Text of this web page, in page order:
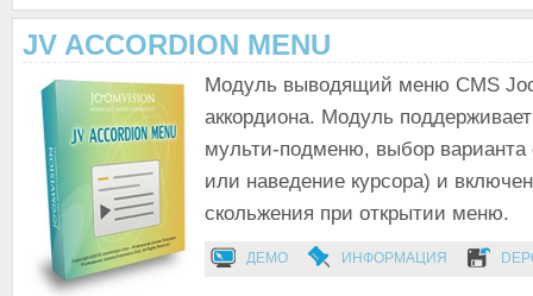
JV ACCORDION MENU
Модуль выводящий меню CMS
аккордиона. Модуль
мульти-подменю, выбор варианта
или наведение курсора) и
скольжения при открытии меню.
ДЕМО ИНФОРМАЦИЯ